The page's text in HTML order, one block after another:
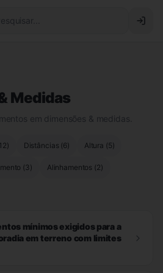
Medidas
em dimensões & medidas.
12) Distâncias (6) Altura (5)
(3) Alinhamentos (2)
mínimos exigidos para a
em terreno com limites